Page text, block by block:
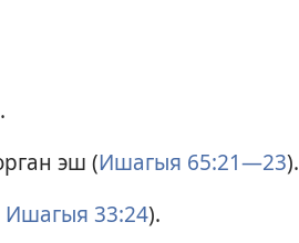
эш (Ишагыя 65:21—23).
Ишагыя 33:24).